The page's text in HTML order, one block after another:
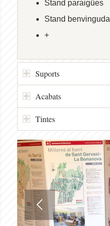
Stand paraigües
Stand benvinguda
+
Suports
Acabats
Tintes